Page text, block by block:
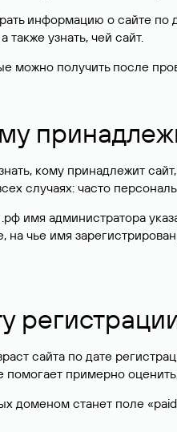
информацию о сайте по
также узнать, чей сайт.
можно получить после
кому принадлежит
случаях: часто
имя администратора
на чье имя
сайта по дате
помогает примерно
доменом станет поле